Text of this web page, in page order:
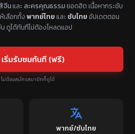
จีนและ ละครคุณธรรมยอดฮิต เนื้อหากระชับ
เลือกทั้งพากย์ไทยและ ซับไทยอัปเดตตอน
ดูได้ทันทีไม่ต้องโหลดแอป
เริ่มรับชมทันที (ฟรี)
ไม่ต้องสมัครสมาชิกก็ดูได้
พากย์/ซับไทย